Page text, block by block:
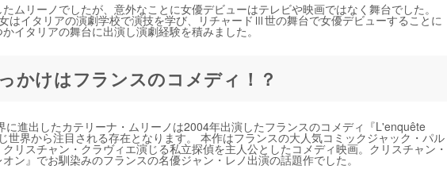
ムリーノでしたが、意外なことに女優デビューはテレビや映画ではなく舞台でした。
はイタリアの演劇学校で演技を学び、リチャードⅢ世の舞台で女優デビューすることに
イタリアの舞台に出演し演劇経験を積みました。
かけはフランスのコメディ！？
に進出したカテリーナ・ムリーノは2004年出演したフランスのコメディ『L'enquête
世界から注目される存在となります。 本作はフランスの大人気コミックジャック・パル
リスチャン・クラヴィエ演じる私立探偵を主人公としたコメディ映画。クリスチャン・
ン』でお馴染みのフランスの名優ジャン・レノ出演の話題作でした。